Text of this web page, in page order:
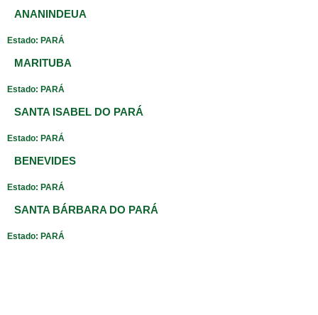
ANANINDEUA
Estado: PARÁ
MARITUBA
Estado: PARÁ
SANTA ISABEL DO PARÁ
Estado: PARÁ
BENEVIDES
Estado: PARÁ
SANTA BÁRBARA DO PARÁ
Estado: PARÁ